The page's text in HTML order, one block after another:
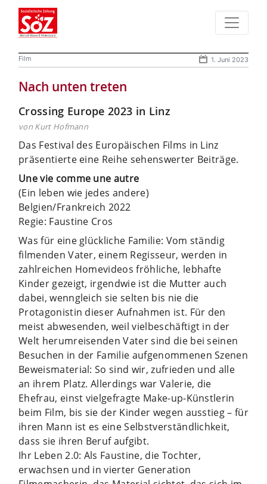
Film 1. Juni 2023
Nach unten treten
Crossing Europe 2023 in Linz
von Kurt Hofmann
Das Festival des Europäischen Films in Linz
präsentierte eine Reihe sehenswerter Beiträge.
Une vie comme une autre
(Ein leben wie jedes andere)
Belgien/Frankreich 2022
Regie: Faustine Cros
Was für eine glückliche Familie: Vom ständig
filmenden Vater, einem Regisseur, werden in
zahlreichen Homevideos fröhliche, lebhafte
Kinder gezeigt, irgendwie ist die Mutter auch
dabei, wenngleich sie selten bis nie die
Protagonistin dieser Aufnahmen ist. Für den
meist abwesenden, weil vielbeschäftigt in der
Welt herumreisenden Vater sind die bei seinen
Besuchen in der Familie aufgenommenen Szenen
Beweismaterial: So sind wir, zufrieden und alle
an ihrem Platz. Allerdings war Valerie, die
Ehefrau, einst vielgefragte Make-up-Künstlerin
beim Film, bis sie der Kinder wegen ausstieg – für
ihren Mann ist es eine Selbstverständlichkeit,
dass sie ihren Beruf aufgibt.
Ihr Leben 2.0: Als Faustine, die Tochter,
erwachsen und in vierter Generation